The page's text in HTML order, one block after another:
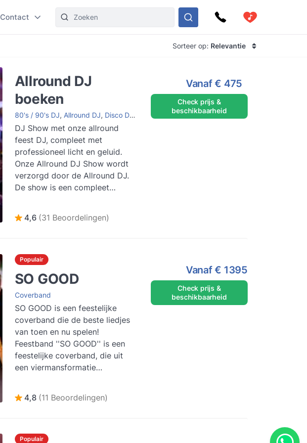
Contact
Sorteer op: Relevantie
Allround DJ
boeken
80's / 90's DJ, Allround DJ, Disco DJ , House DJ
DJ Show met onze allround
feest DJ, compleet met
professioneel licht en geluid.
Onze Allround DJ Show wordt
verzorgd door de Allround DJ.
De show is een compleet
Lees meer
4,6 (31 Beoordelingen)
Vanaf€ 475
Check prijs &
beschikbaarheid
Populair
SO GOOD
Coverband
SO GOOD is een feestelijke
coverband die de beste liedjes
van toen en nu spelen!
Feestband ''SO GOOD'' is een
feestelijke coverband, die uit
een viermansformatie
4,8 (11 Beoordelingen)
Vanaf€ 1395
Check prijs &
beschikbaarheid
Populair